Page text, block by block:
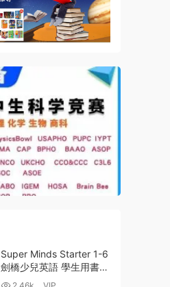
Super Minds Starter 1-6
劍橋少兒英語 學生用書
教師用書 全彩PDF MP3